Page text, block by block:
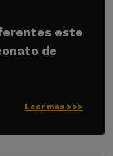
este
de
Leer más >>>